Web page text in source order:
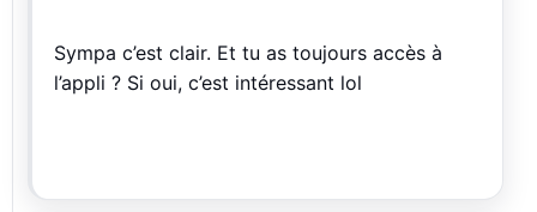
Sympa c’est clair. Et tu as toujours accès à
l’appli ? Si oui, c’est intéressant lol